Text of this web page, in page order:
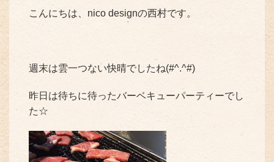
こんにちは、nico designの西村です。
週末は雲一つない快晴でしたね(#^.^#)
昨日は待ちに待ったバーベキューパーティーでし
た☆